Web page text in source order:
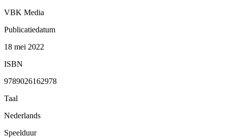
VBK Media
Publicatiedatum
18 mei 2022
ISBN
9789026162978
Taal
Nederlands
Speelduur